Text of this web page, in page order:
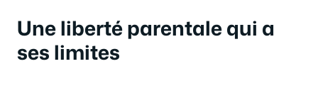
Une liberté parentale qui a
ses limites